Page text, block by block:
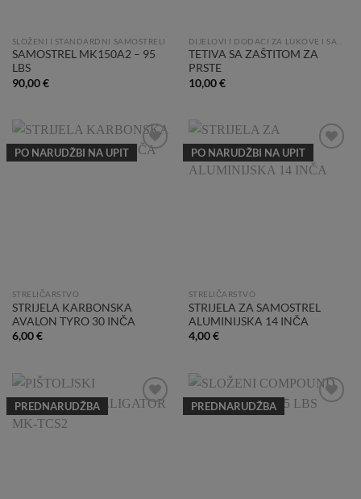
SLOŽENI I STANDARDNI SAMOSTRELI
SAMOSTREL MK150A2 – 95
LBS
90,00€
TETIVA SA ZAŠTITOM ZA
PRSTE
10,00€
PO NARUDŽBI NA UPIT
Add to
STRELIČARSTVO
STRIJELA KARBONSKA
AVALON TYRO 30 INČA
6,00€
PO NARUDŽBI NA UPIT
Add to
Wishlist
STRELIČARSTVO
STRIJELA ZA SAMOSTREL
ALUMINIJSKA 14 INČA
4,00€
PREDNARUDŽBA PREDNARUDŽBA